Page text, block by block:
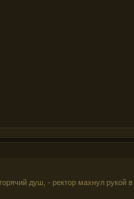
душ, - ректор махнул рукой